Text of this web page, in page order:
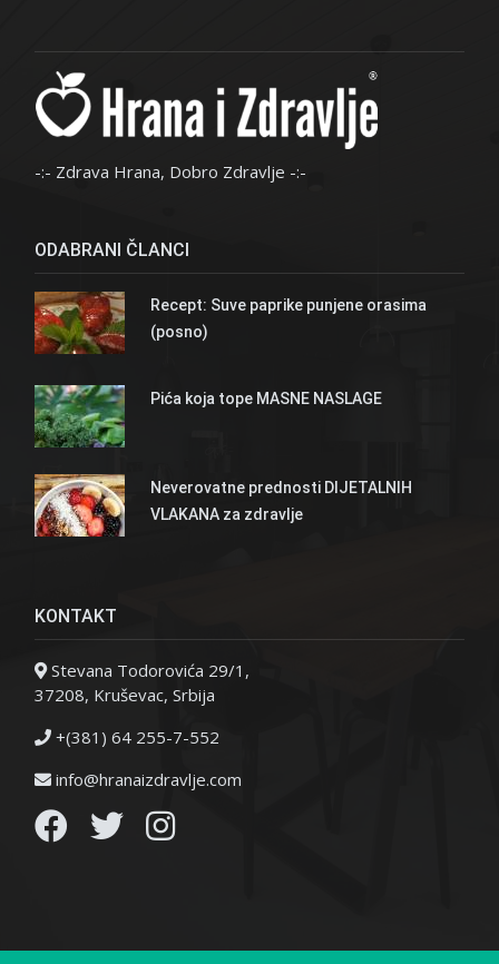
-:- Zdrava Hrana, Dobro Zdravlje -:-
ODABRANI ČLANCI
Recept: Suve paprike punjene orasima
(posno)
Pića koja tope MASNE NASLAGE
Neverovatne prednosti DIJETALNIH
VLAKANA za zdravlje
KONTAKT
Stevana Todorovića 29/1,
37208, Kruševac, Srbija
+(381) 64 255-7-552
info@hranaizdravlje.com